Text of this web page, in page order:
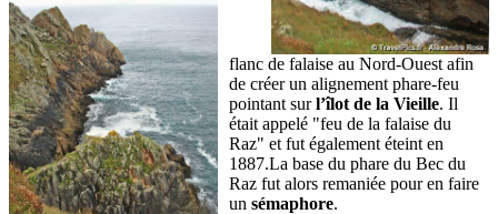
flanc de falaise au Nord-Ouest afin
de créer un alignement phare-feu
pointant surl’îlot de la Vieille. Il
était appelé "feu de la falaise du
Raz" et fut également éteint en
1887.La base du phare du Bec du
Raz fut alors remaniée pour en faire
un sémaphore.